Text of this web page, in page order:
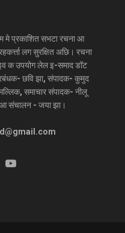
मे प्रकाशित सभटा रचना आ
लग सुरक्षित अछि। रचना
क उपयोग लेल इ-समाद डॉट
छवि झा, संपादक- कुमुद
समाचार संपादक- नीलू
आ संचालन - जया झा।